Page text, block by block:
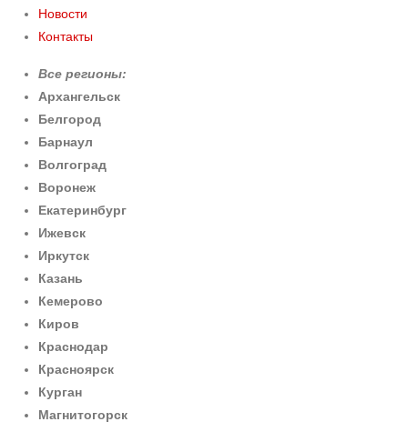
Новости
Контакты
Все регионы:
Архангельск
Белгород
Барнаул
Волгоград
Воронеж
Екатеринбург
Ижевск
Иркутск
Казань
Кемерово
Киров
Краснодар
Красноярск
Курган
Магнитогорск